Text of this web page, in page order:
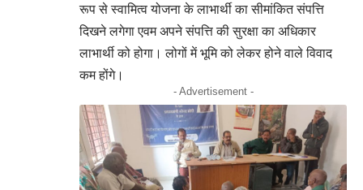
रूप से स्वामित्व योजना के लाभार्थी का सीमांकित संपत्ति
दिखने लगेगा एवम अपने संपत्ति की सुरक्षा का अधिकार
लाभार्थी को होगा। लोगों में भूमि को लेकर होने वाले विवाद
कम होंगे।
- Advertisement -